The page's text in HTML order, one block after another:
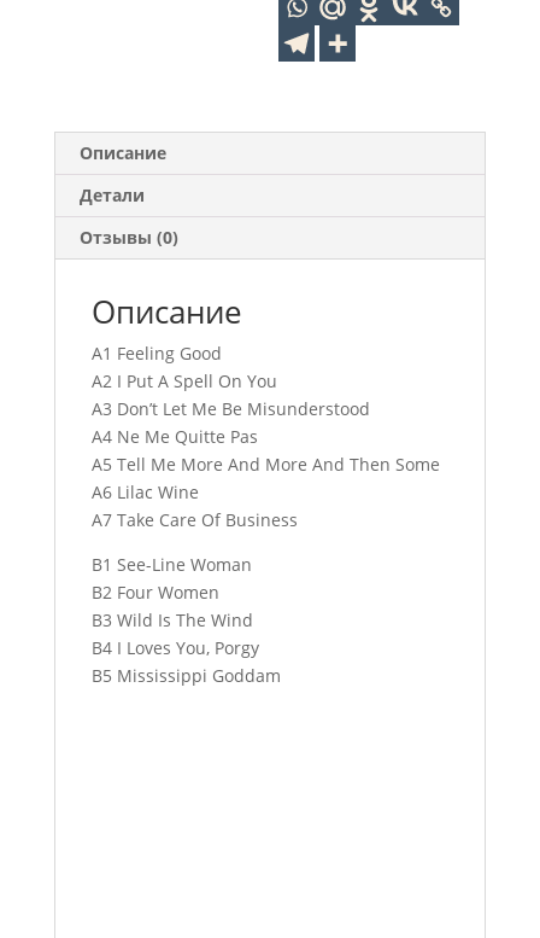
Описание
Детали
Отзывы (0)
Описание
A1 Feeling Good
A2 I Put A Spell On You
A3 Don’t Let Me Be Misunderstood
A4 Ne Me Quitte Pas
A5 Tell Me More And More And Then Some
A6 Lilac Wine
A7 Take Care Of Business
B1 See-Line Woman
B2 Four Women
B3 Wild Is The Wind
B4 I Loves You, Porgy
B5 Mississippi Goddam